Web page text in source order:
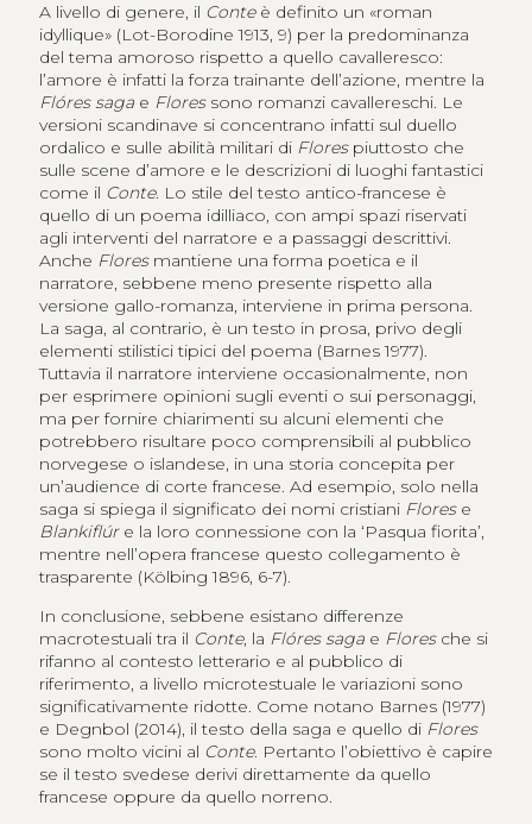
A livello di genere, il Conteè definito un «roman
idyllique» (Lot-Borodine 1913, 9) per la predominanza
del tema amoroso rispetto a quello cavalleresco:
l’amore è infatti la forza trainante dell’azione, mentre la
Flóres sagae Floressono romanzi cavallereschi. Le
versioni scandinave si concentrano infatti sul duello
ordalico e sulle abilità militari di Florespiuttosto che
sulle scene d’amore e le descrizioni di luoghi fantastici
come il Conte. Lo stile del testo antico-francese è
quello di un poema idilliaco, con ampi spazi riservati
agli interventi del narratore e a passaggi descrittivi.
Anche Floresmantiene una forma poetica e il
narratore, sebbene meno presente rispetto alla
versione gallo-romanza, interviene in prima persona.
La saga, al contrario, è un testo in prosa, privo degli
elementi stilistici tipici del poema (Barnes 1977).
Tuttavia il narratore interviene occasionalmente, non
per esprimere opinioni sugli eventi o sui personaggi,
ma per fornire chiarimenti su alcuni elementi che
potrebbero risultare poco comprensibili al pubblico
norvegese o islandese, in una storia concepita per
un’audience di corte francese. Ad esempio, solo nella
saga si spiega il significato dei nomi cristiani Florese
Blankiflúre la loro connessione con la ‘Pasqua fiorita’,
mentre nell’opera francese questo collegamento è
trasparente (Kölbing 1896, 6-7).
In conclusione, sebbene esistano differenze
macrotestuali tra il Conte, la Flóres sagae Floresche si
rifanno al contesto letterario e al pubblico di
riferimento, a livello microtestuale le variazioni sono
significativamente ridotte. Come notano Barnes (1977)
e Degnbol (2014), il testo della saga e quello di Flores
sono molto vicini al Conte. Pertanto l’obiettivo è capire
se il testo svedese derivi direttamente da quello
francese oppure da quello norreno.